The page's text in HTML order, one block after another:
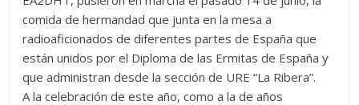
Zaragoza
URZ
comida de hermandad que junta en la mesa a
radioaficionados de diferentes partes de España que
están unidos por el Diploma de las Ermitas de España y
que administran desde la sección de URE “La Ribera”.
A la celebración de este año, como a la de años